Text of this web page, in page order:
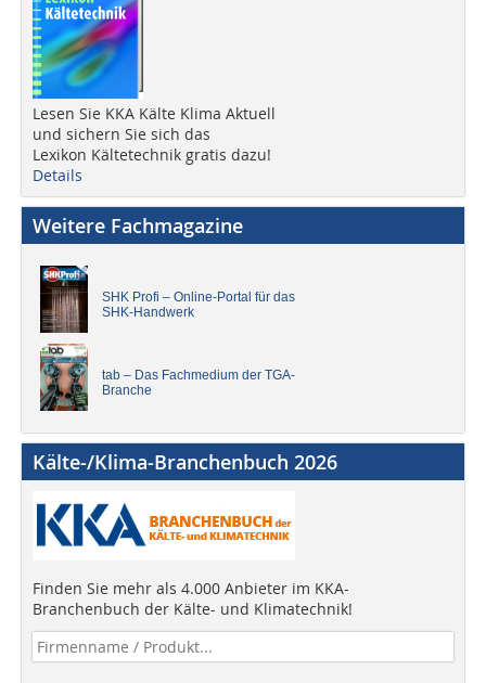
Lesen Sie KKA Kälte Klima Aktuell
und sichern Sie sich das
Lexikon Kältetechnik gratis dazu!
Details
Weitere Fachmagazine
SHK Profi – Online-Portal für das
SHK-Handwerk
tab – Das Fachmedium der TGA-
Branche
Kälte-/Klima-Branchenbuch 2026
Finden Sie mehr als 4.000 Anbieter im KKA-
Branchenbuch der Kälte- und Klimatechnik!